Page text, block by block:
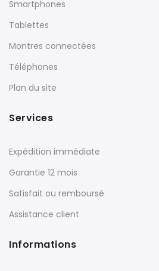
Smartphones
Tablettes
Montres connectées
Téléphones
Plan du site
Services
Expédition immédiate
Garantie 12 mois
Satisfait ou remboursé
Assistance client
Informations